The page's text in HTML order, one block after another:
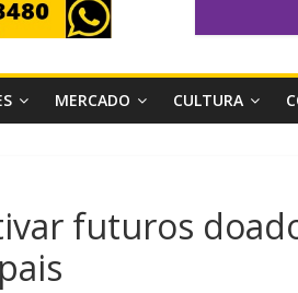
MERCADO CULTURA
futuros